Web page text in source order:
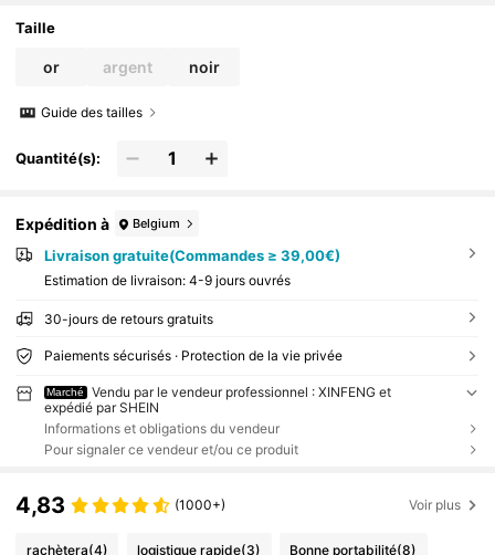
accessoires pour cheveux
Taille
or argent noir
Guide des tailles
Quantité(s):
Expédition à Belgium
Livraison gratuite(Commandes ≥ 39,00€)
Estimation de livraison: 4-9 jours ouvrés
30-jours de retours gratuits
Paiements sécurisés · Protection de la vie privée
Marché
Vendu par le vendeur professionnel : XINFENG et
expédié par SHEIN
Informations et obligations du vendeur
Pour signaler ce vendeur et/ou ce produit
4,83 (1000+) Voir plus
rachètera(4) logistique rapide(3) Bonne portabilité(8)